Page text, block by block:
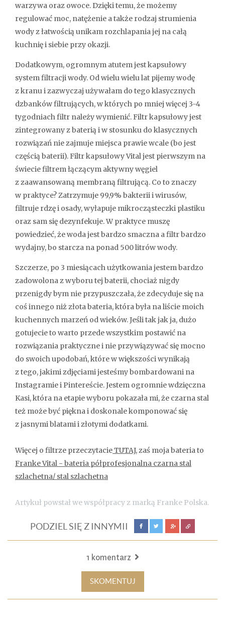
warzywa oraz owoce. Dzięki temu, że możemy
regulować moc, natężenie a także rodzaj strumienia
wody z łatwością unikam rozchlapania jej na całą
kuchnię i siebie przy okazji.
Dodatkowym, ogromnym atutem jest kapsułowy
system filtracji wody. Od wielu wielu lat pijemy wodę
z kranu i zazwyczaj używałam do tego klasycznych
dzbanków filtrujących, w których po mniej więcej 3-4
tygodniach filtr należy wymienić. Filtr kapsułowy jest
zintegrowany z baterią i w stosunku do klasycznych
rozwiązań nie zajmuje miejsca prawie wcale (bo jest
częścią baterii). Filtr kapsułowy Vital jest pierwszym na
świecie filtrem łączącym aktywny węgiel
z zaawansowaną membraną filtrującą. Co to znaczy
w praktyce? Zatrzymuje 99,9% bakterii i wirusów,
filtruje rdzę i osady, wyłapuje mikrocząsteczki plastiku
oraz sam się dezynfekuje. W praktyce muszę
powiedzieć, że woda jest bardzo smaczna a filtr bardzo
wydajny, bo starcza na ponad 500 litrów wody.
Szczerze, po 3 miesiącach użytkowania jestem bardzo
zadowolona z wyboru tej baterii, chociaż nigdy
przenigdy bym nie przypuszczała, że zdecyduje się na
coś innego niż złota bateria, która była na liście moich
kuchennych marzeń od wieków. Jeśli tak jak ja, dużo
gotujecie to warto przede wszystkim postawić na
rozwiązania praktyczne i nie przywiązywać się mocno
do swoich upodobań, które w większości wynikają
z tego, jakimi zdjęciami jesteśmy bombardowani na
Instagramie i Pintereście. Jestem ogromnie wdzięczna
Kasi, która na etapie wyboru pokazała mi, że czarna stal
też może być piękna i doskonale komponować się
z jasnymi blatami i złotymi dodatkami.
Więcej o filtrze przeczytacieTUTAJ, zaś moja bateria to
Franke Vital - bateria półprofesjonalna czarna stal
szlachetna/ stal szlachetna
Artykuł powstał we współpracy z marką Franke Polska.
PODZIEL SIĘ Z INNYMII
1 komentarz
SKOMENTUJ